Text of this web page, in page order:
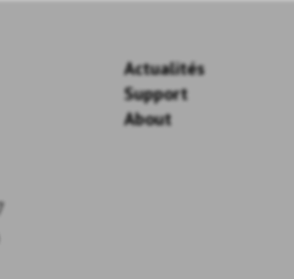
Actualités
Support
About